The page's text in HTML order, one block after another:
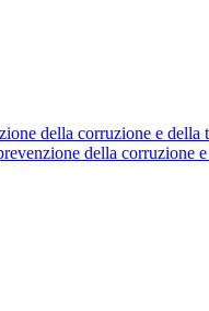
della corruzione e della
della corruzione